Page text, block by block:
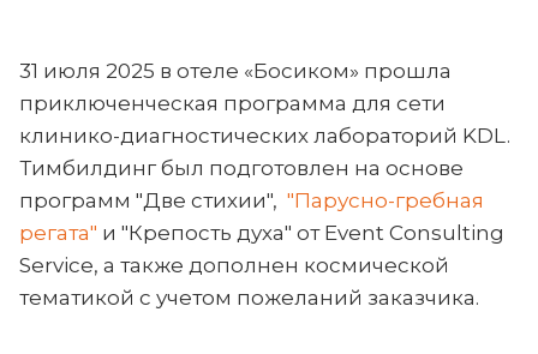
31 июля 2025 в отеле «Босиком» прошла
приключенческая программа для сети
клинико-диагностических лабораторий KDL.
Тимбилдинг был подготовлен на основе
программ "Две стихии", "Парусно-гребная
регата" и "Крепость духа" от Event Consulting
Service, а также дополнен космической
тематикой с учетом пожеланий заказчика.